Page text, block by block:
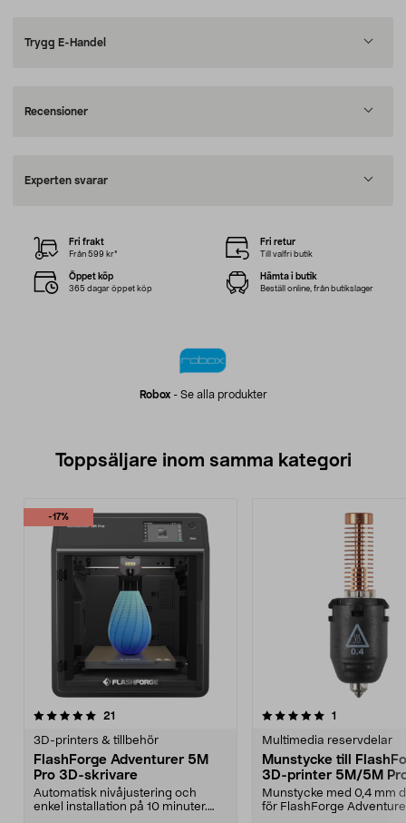
Trygg E-Handel
Recensioner
Experten svarar
Robox- Se alla produkter
Fri frakt
Från 599 kr*
Fri retur
Till valfri butik
Öppet köp
365 dagar öppet köp
Hämta i butik
Beställ online, från butikslager
Toppsäljare inom samma kategori
-17%
21
3D-printers & tillbehör
FlashForge Adventurer 5M
Pro 3D-skrivare
Automatisk nivåjustering och
enkel installation på 10 minuter.
5.0 av 5 stjärnor 1
Multimedia reservdelar
Munstycke till
3D-printer 5M/5M
Munstycke med 0,4 mm
för FlashForge
0.0 av 5 stjärnor